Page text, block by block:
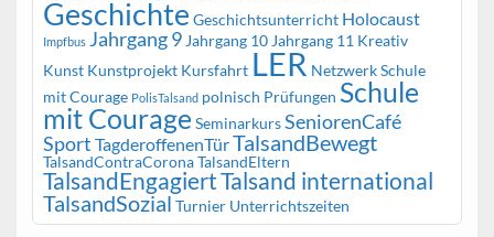
Geschichte Geschichtsunterricht Holocaust
Impfbus Jahrgang 9 Jahrgang 10 Jahrgang 11 Kreativ
Kunst Kunstprojekt Kursfahrt LER Netzwerk Schule
mit Courage PolisTalsand polnisch Prüfungen Schule
mit Courage SeminarkursSeniorenCafé
Sport TagderoffenenTürTalsandBewegt
TalsandContraCoronaTalsandEltern
TalsandEngagiertTalsand international
TalsandSozial Turnier Unterrichtszeiten